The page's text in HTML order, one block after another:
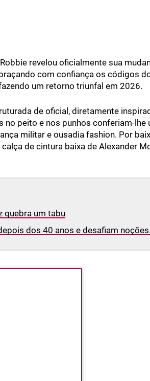
revelou oficialmente sua
com confiança os códigos
um retorno triunfal em 2026.
de oficial, diretamente
peito e nos punhos conferiam-lhe
militar e ousadia fashion. Por
de cintura baixa de Alexander
quebra um tabu
dos 40 anos e desafiam